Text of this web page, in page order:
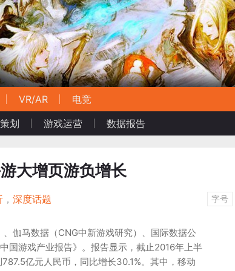
VR/AR
电竞
划 游戏运营 数据报告
大增页游负增长
， 深度话题 字号
伽马数据（CNG中新游戏研究）、国际数据公
国游戏产业报告》。报告显示，截止2016年上半
亿元人民币，同比增长30.1%。其中，移动